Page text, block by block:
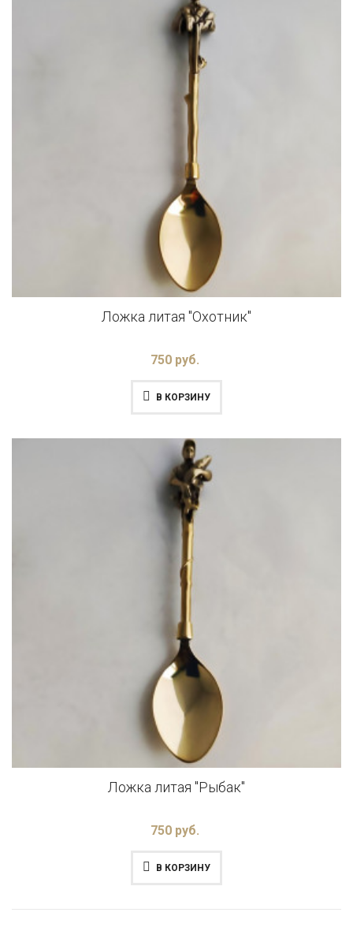
Ложка литая "Охотник"
750 руб.
В КОРЗИНУ
Ложка литая "Рыбак"
750 руб.
В КОРЗИНУ